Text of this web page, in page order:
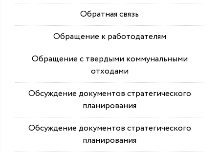
Обратная связь
Обращение к работодателям
Обращение с твердыми коммунальными
отходами
Обсуждение документов стратегического
планирования
Обсуждение документов стратегического
планирования